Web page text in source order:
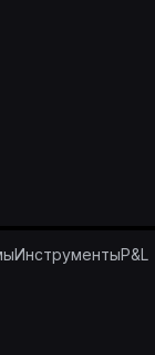
ИнструментыP&L